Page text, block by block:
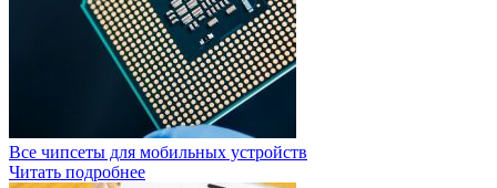
Все чипсеты для мобильных устройств
Читать подробнее